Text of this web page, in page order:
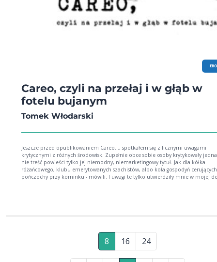
Careo, czyli na przełaj i w głąb w
fotelu bujanym
Tomek Włodarski
Jeszcze przed opublikowaniem Careo..., spotkałem się z licznymi uwagami
krytycznymi z różnych środowisk. Zupełnie obce sobie osoby krytykowały
nie treść powieści tylko jej niemodny, niemarketingowy tytuł. Jak dla kółka
różańcowego, klubu emerytowanych szachistów, albo koła gospodyń cerujących
pończochy przy kominku - mówili. I uwagi te tylko utwierdziły mnie w mojej
artystycznych lokalnych twórców (ktorego zrąb idei jest też obecny w niniejszej
powieści). Autor opowiadań, tekstów lirycznych, tłumacz i felietonista (głównie
prasie polonijnej). Zawodowo zajmuje się tematyką szeroko rozumianego
zrównoważonego rozwoju.
8 16 24